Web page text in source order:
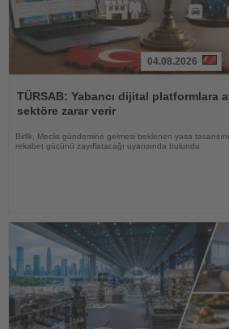
Oku
04.08.2026
TÜRSAB: Yabancı dijital platformlara
sektöre zarar verir
Birlik, Meclis gündemine gelmesi beklenen yasa
rekabet gücünü zayıflatacağı uyarısında bulundu